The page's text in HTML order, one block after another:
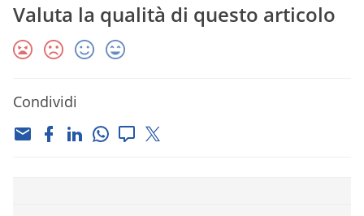
Valuta la qualità di questo articolo
Condividi